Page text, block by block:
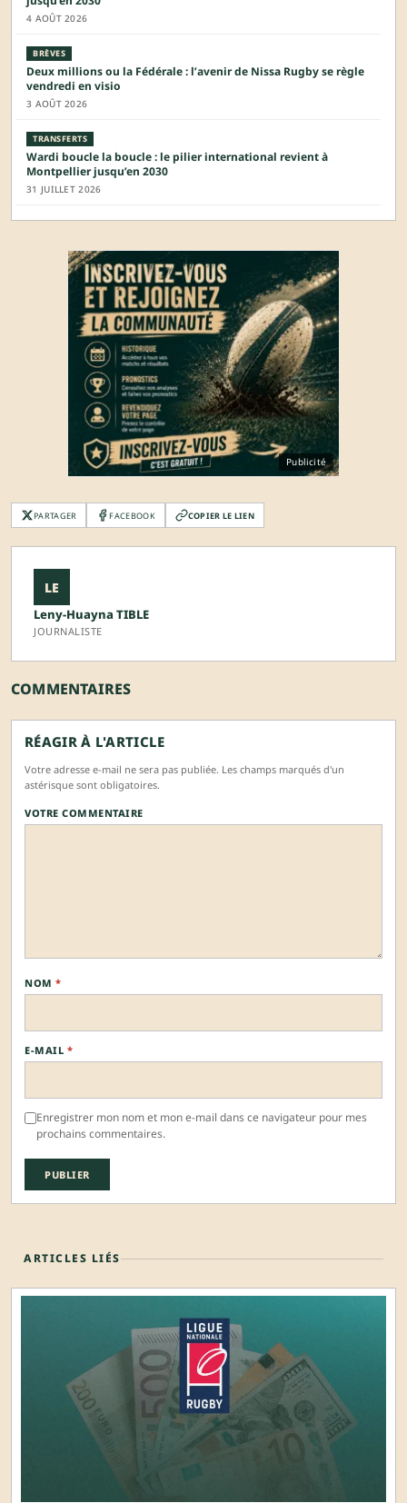
4 AOÛT 2026
BRÈVES
Deux millions ou la Fédérale : l’avenir de Nissa Rugby se règle
vendredi en visio
3 AOÛT 2026
TRANSFERTS
Wardi boucle la boucle : le pilier international revient à
Montpellier jusqu’en 2030
31 JUILLET 2026
Publicité
PARTAGER FACEBOOK COPIER LE LIEN
LE
Leny-Huayna TIBLE
JOURNALISTE
COMMENTAIRES
RÉAGIR À L'ARTICLE
Votre adresse e-mail ne sera pas publiée. Les champs marqués d'un
astérisque sont obligatoires.
VOTRE COMMENTAIRE
NOM *
E-MAIL *
Enregistrer mon nom et mon e-mail dans ce navigateur pour mes
prochains commentaires.
ARTICLES LIÉS